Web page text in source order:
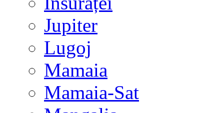
Jupiter
Lugoj
Mamaia
Mamaia-Sat